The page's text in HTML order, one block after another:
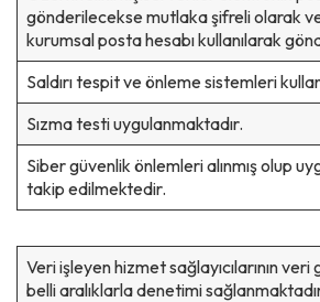
gönderilecekse mutlaka şifreli olarak
kurumsal posta hesabı kullanılarak
Saldırı tespit ve önleme sistemleri
Sızma testi uygulanmaktadır.
Siber güvenlik önlemleri alınmış olup
takip edilmektedir.
Veri işleyen hizmet sağlayıcılarının
belli aralıklarla denetimi